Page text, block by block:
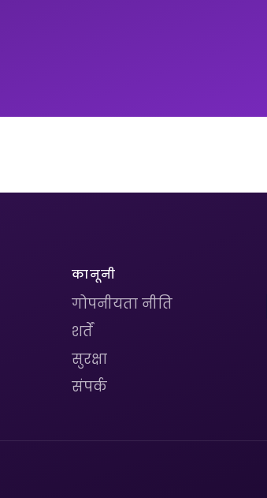
कानूनी
गोपनीयता नीति
शर्तें
सुरक्षा
संपर्क